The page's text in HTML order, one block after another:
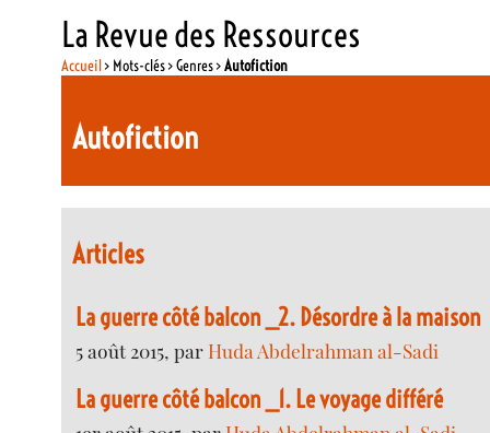
La Revue des Ressources
Accueil> Mots-clés > Genres >Autofiction
Autofiction
Articles
La guerre côté balcon _2. Désordre à la maison
5 août 2015, parHuda Abdelrahman al-Sadi
La guerre côté balcon _1. Le voyage différé